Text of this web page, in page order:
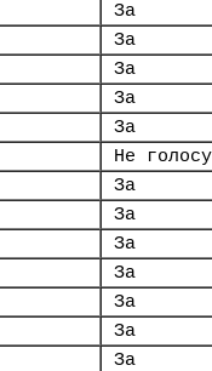
За
За
За
За
За
Не
За
За
За
За
За
За
За